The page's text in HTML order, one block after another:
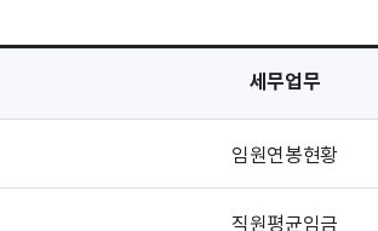
세무업무
임원연봉현황
직원평균임금